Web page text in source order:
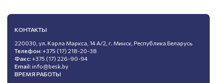
КОНТАКТЫ
220030, ул. Карла Маркса, 14 А/2, г. Минск, Республика Беларусь
Телефон: +375 (17) 218-20-38
Факс: +375 (17) 226-90-94
Email: info@besk.by
ВРЕМЯ РАБОТЫ